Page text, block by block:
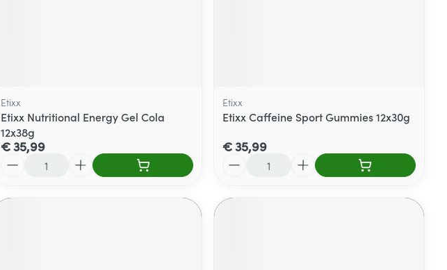
Etixx
Etixx Nutritional Energy Gel Cola
12x38g
€ 35,99
Etixx
Etixx Caffeine Sport Gummies 12x30g
€ 35,99